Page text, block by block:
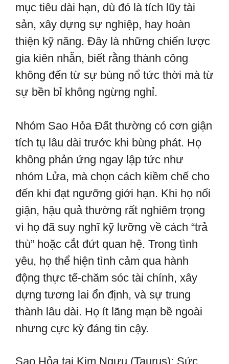
mục tiêu dài hạn, dù đó là tích lũy tài
sản, xây dựng sự nghiệp, hay hoàn
thiện kỹ năng. Đây là những chiến lược
gia kiên nhẫn, biết rằng thành công
không đến từ sự bùng nổ tức thời mà từ
sự bền bỉ không ngừng nghỉ.
Nhóm Sao Hỏa Đất thường có cơn giận
tích tụ lâu dài trước khi bùng phát. Họ
không phản ứng ngay lập tức như
nhóm Lửa, mà chọn cách kiềm chế cho
đến khi đạt ngưỡng giới hạn. Khi họ nổi
giận, hậu quả thường rất nghiêm trọng
vì họ đã suy nghĩ kỹ lưỡng về cách “trả
thù” hoặc cắt đứt quan hệ. Trong tình
yêu, họ thể hiện tình cảm qua hành
động thực tế-chăm sóc tài chính, xây
dựng tương lai ổn định, và sự trung
thành lâu dài. Họ ít lãng mạn bề ngoài
nhưng cực kỳ đáng tin cậy.
Sao Hỏa tại Kim Ngưu (Taurus): Sức